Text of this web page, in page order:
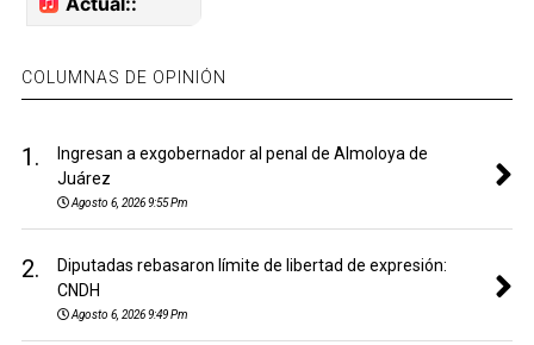
COLUMNAS DE OPINIÓN
1.
Ingresan a exgobernador al penal de Almoloya de
Juárez
Agosto 6, 2026 9:55 Pm
2.
Diputadas rebasaron límite de libertad de expresión:
CNDH
Agosto 6, 2026 9:49 Pm